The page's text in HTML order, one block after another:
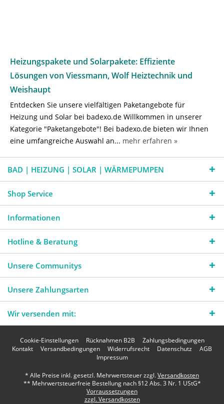
Heizungspakete und Solarpakete: Effiziente
Lösungen von Viessmann, Wolf Heiztechnik und
Weishaupt
Entdecken Sie unsere vielfältigen Paketangebote für
Heizung und Solar bei badexo.de Willkommen in unserer
Kategorie "Paketangebote"! Bei badexo.de bieten wir Ihnen
eine umfangreiche Auswahl an... mehr erfahren »
BAD | HEIZUNG | SOLAR | WÄRMEPUMPEN
Shop Service
Informationen
Hotline & Beratung
Unsere Communitys
Unsere Zahlungsarten
Wir versenden mit:
Cookie-Einstellungen Rücknahmen B2B
Zahlungsbedingungen
Kontakt
Versandbedingungen Widerrufsrecht Datenschutz
AGB
Impressum
* Alle Preise inkl. gesetzl. Mehrwertsteuer zzgl.Versandkosten
** Mehrwertsteuerfreie Bestellung nach §12 Abs. 3 Nr. 1 UStG*
Vorraussetzungen
zzgl. Versandkosten